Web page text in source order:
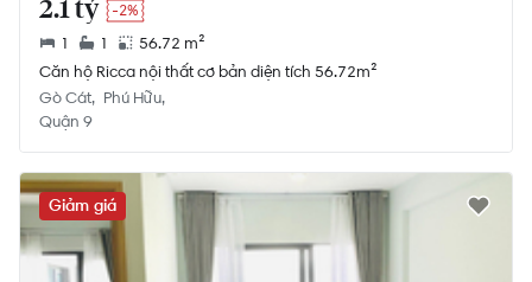
2.1 tỷ -2%
1 1
56.72 m²
Căn hộ Ricca nội thất cơ bản diện tích 56.72m²
Gò Cát
Phú Hữu
Quận 9
Giảm giá